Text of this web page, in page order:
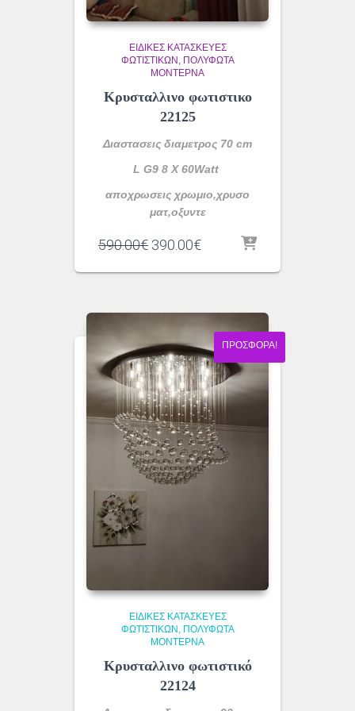
ΕΙΔΙΚΈΣ ΚΑΤΑΣΚΕΥΈΣ
ΦΩΤΙΣΤΙΚΏΝ
ΠΟΛΎΦΩΤΑ
ΜΟΝΤΈΡΝΑ
Κρυσταλλινο φωτιστικο
22125
Διαστασεις διαμετρος 70 cm
L G9 8 X 60Watt
αποχρωσεις χρωμιο,χρυσο
ματ,οξυντε
590.00€ Original
was:
390.00€Η
τιμή
390.00€.
ΠΡΟΣΦΟΡΆ!
ΕΙΔΙΚΈΣ ΚΑΤΑΣΚΕΥΈΣ
ΦΩΤΙΣΤΙΚΏΝ
ΠΟΛΎΦΩΤΑ
ΜΟΝΤΈΡΝΑ
Κρυσταλλινο φωτιστικό
22124